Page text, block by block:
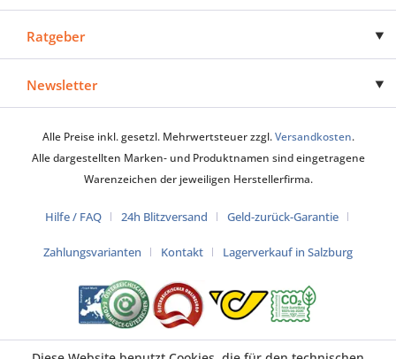
Ratgeber
Newsletter
Alle Preise inkl. gesetzl. Mehrwertsteuer zzgl.Versandkosten.
Alle dargestellten Marken- und Produktnamen sind eingetragene
Warenzeichen der jeweiligen Herstellerfirma.
Hilfe / FAQ 24h Blitzversand Geld-zurück-Garantie
Zahlungsvarianten Kontakt Lagerverkauf in Salzburg